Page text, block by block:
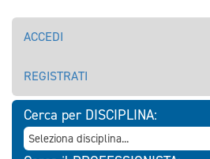
ACCEDI
REGISTRATI
Cerca per DISCIPLINA: